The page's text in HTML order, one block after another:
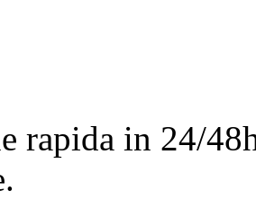
rapida in 24/